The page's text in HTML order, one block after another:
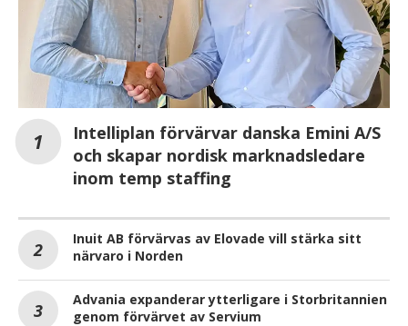
Intelliplan förvärvar danska Emini A/S
och skapar nordisk marknadsledare
inom temp staffing
Inuit AB förvärvas av Elovade vill stärka sitt
närvaro i Norden
Advania expanderar ytterligare i Storbritannien
genom förvärvet av Servium